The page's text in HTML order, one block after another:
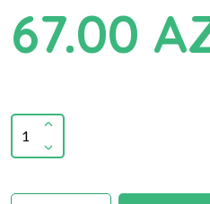
67.00